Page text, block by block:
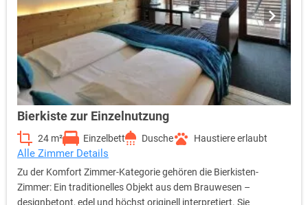
Bierkiste zur Einzelnutzung
24 m² Einzelbett Dusche Haustiere erlaubt
Alle Zimmer Details
Zu der Komfort Zimmer-Kategorie gehören die Bierkisten-
Zimmer: Ein traditionelles Objekt aus dem Brauwesen –
designbetont, edel und höchst originell interpretiert. Sie